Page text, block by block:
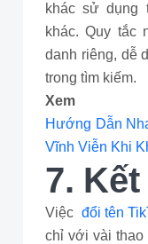
khác sử dụng
khác. Quy tắc
danh riêng, dễ
trong tìm kiếm.
Hướng Dẫn
Vĩnh Viễn Khi
7.
Việc đổi tên
chỉ với vài thao